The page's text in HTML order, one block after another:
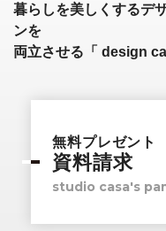
暮らしを美しくするデ
ンを
両立させる「 design
無料プレゼント
資料請求
studio casa's